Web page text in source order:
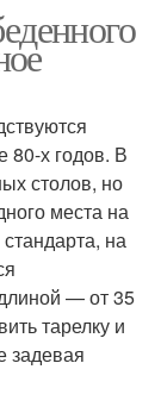
х годов. В
столов, но
места на
на
— от 35
тарелку и
задевая